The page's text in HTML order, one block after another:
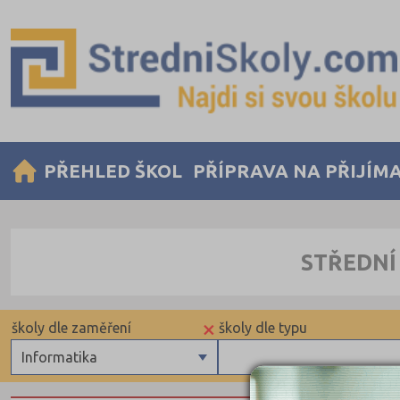
PŘEHLED ŠKOL PŘÍPRAVA NA
školy dle typu
×
Informatika
školy dle zaměření